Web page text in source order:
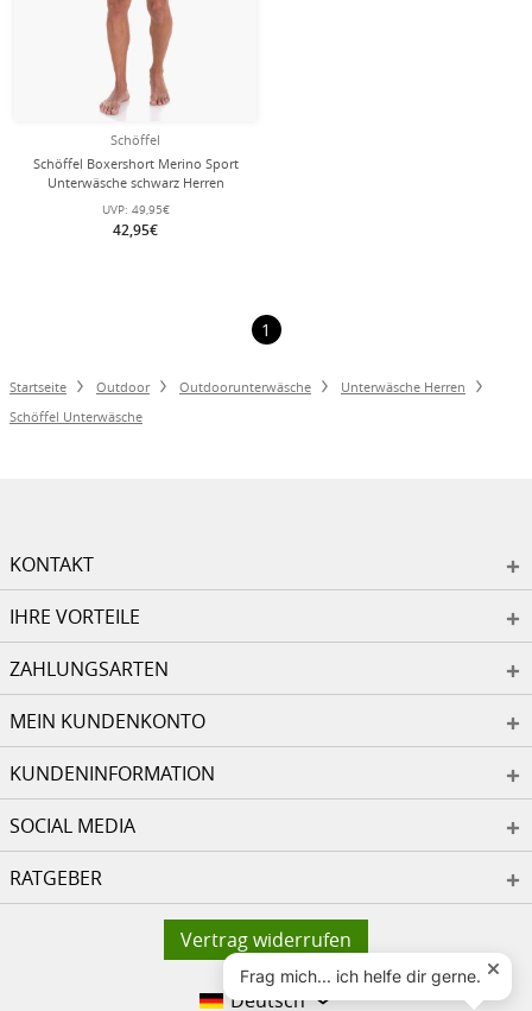
Schöffel
Schöffel Boxershort Merino Sport
Unterwäsche schwarz Herren
UVP: 49,95€
42,95€
1
Startseite Outdoor Outdoorunterwäsche
Unterwäsche Herren
Schöffel Unterwäsche
KONTAKT
IHRE VORTEILE
ZAHLUNGSARTEN
MEIN KUNDENKONTO
KUNDENINFORMATION
SOCIAL MEDIA
RATGEBER
Vertrag widerrufen
Deutsch